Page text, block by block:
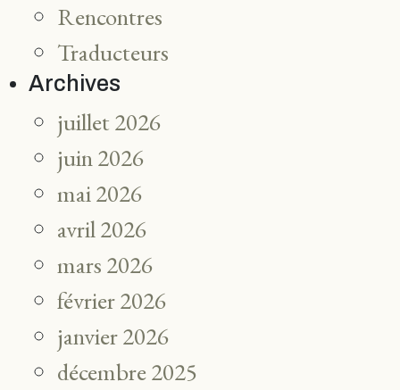
Rencontres
Traducteurs
Archives
juillet 2026
juin 2026
mai 2026
avril 2026
mars 2026
février 2026
janvier 2026
décembre 2025